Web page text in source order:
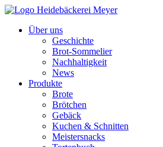
Über uns
Geschichte
Brot-Sommelier
Nachhaltigkeit
News
Produkte
Brote
Brötchen
Gebäck
Kuchen & Schnitten
Meistersnacks